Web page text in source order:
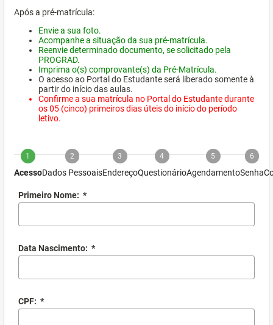
Após a pré-matrícula:
Envie a sua foto.
Acompanhe a situação da sua pré-matrícula.
Reenvie determinado documento, se solicitado pela
PROGRAD.
Imprima o(s) comprovante(s) da Pré-Matrícula.
O acesso ao Portal do Estudante será liberado somente à
partir do início das aulas.
Confirme a sua matrícula no Portal do Estudante durante
os 05 (cinco) primeiros dias úteis do início do período
letivo.
1
Acesso
2
Dados Pessoais
3
Endereço
4
Questionário
5
Agendamento
6
Senha
Primeiro Nome: *
Data Nascimento: *
CPF: *